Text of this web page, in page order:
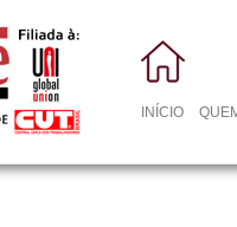
INÍCIO